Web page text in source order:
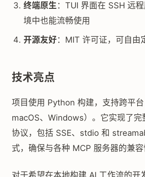
终端原生 ：TUI 界面在 SSH 远
境中也能流畅使用
开源友好：MIT 许可证，可自由
技术亮点
项目使用 Python 构建，支持跨平台
macOS、Windows）。它实现了完
协议，包括 SSE、stdio 和
式，确保与各种 MCP 服务器的兼容
对于希望在本地构建 AI 工作流的开